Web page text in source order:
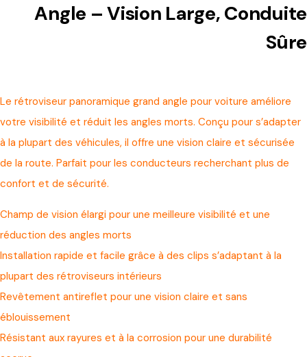
Angle – Vision Large, Conduite
Sûre
Le rétroviseur panoramique grand angle pour voiture améliore
votre visibilité et réduit les angles morts. Conçu pour s’adapter
à la plupart des véhicules, il offre une vision claire et sécurisée
de la route. Parfait pour les conducteurs recherchant plus de
confort et de sécurité.
Champ de vision élargi pour une meilleure visibilité et une
réduction des angles morts
Installation rapide et facile grâce à des clips s’adaptant à la
plupart des rétroviseurs intérieurs
Revêtement antireflet pour une vision claire et sans
éblouissement
Résistant aux rayures et à la corrosion pour une durabilité